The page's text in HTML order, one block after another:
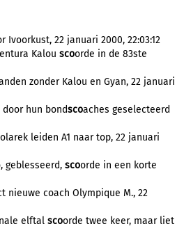
Ivoorkust, 22 januari 2000, 22:03:12
Kalou scoorde in de 83ste
zonder Kalou en Gyan, 22 januari
door hun bondscoaches geselecteerd
leiden A1 naar top, 22 januari
geblesseerd, scoorde in een korte
nieuwe coach Olympique M., 22
elftal scoorde twee keer, maar liet